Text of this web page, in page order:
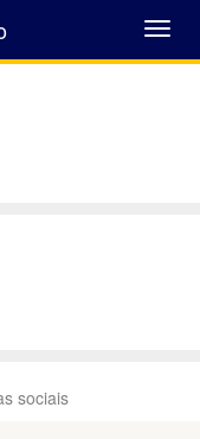
Abrir
Menu
sociais